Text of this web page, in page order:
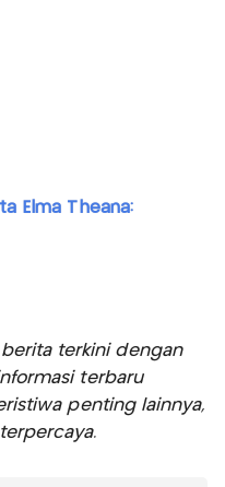
Elma Theana:
terkini dengan
terbaru
penting lainnya,